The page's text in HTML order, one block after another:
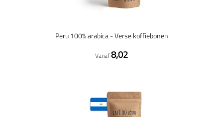
Peru 100% arabica - Verse koffiebonen
Vanaf8,02